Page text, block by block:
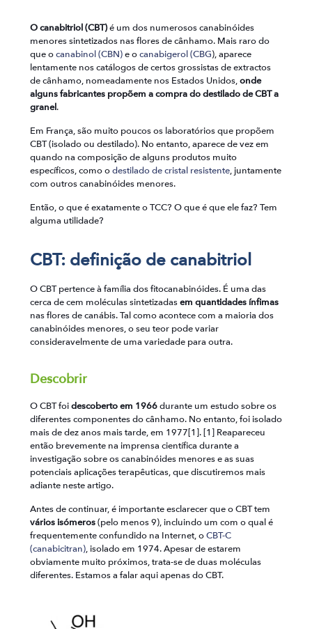
O canabitriol (CBT)é um dos numerosos canabinóides
menores sintetizados nas flores de cânhamo. Mais raro do
que ocanabinol (CBN)e ocanabigerol (CBG), aparece
lentamente nos catálogos de certos grossistas de extractos
de cânhamo, nomeadamente nos Estados Unidos,onde
alguns fabricantes propõem a compra do destilado de CBT a
granel.
Em França, são muito poucos os laboratórios que propõem
CBT (isolado ou destilado). No entanto, aparece de vez em
quando na composição de alguns produtos muito
específicos, como odestilado de cristal resistente, juntamente
com outros canabinóides menores.
Então, o que é exatamente o TCC? O que é que ele faz? Tem
alguma utilidade?
CBT: definição de canabitriol
O CBT pertence à família dos fitocanabinóides. É uma das
cerca de cem moléculas sintetizadasem quantidades ínfimas
nas flores de canábis. Tal como acontece com a maioria dos
canabinóides menores, o seu teor pode variar
consideravelmente de uma variedade para outra.
Descobrir
O CBT foidescoberto em 1966durante um estudo sobre os
diferentes componentes do cânhamo. No entanto, foi isolado
mais de dez anos mais tarde, em 1977[1]. [1] Reapareceu
então brevemente na imprensa científica durante a
investigação sobre os canabinóides menores e as suas
potenciais aplicações terapêuticas, que discutiremos mais
adiante neste artigo.
Antes de continuar, é importante esclarecer que o CBT tem
vários isómeros(pelo menos 9), incluindo um com o qual é
frequentemente confundido na Internet, oCBT-C
(canabicitran), isolado em 1974. Apesar de estarem
obviamente muito próximos, trata-se de duas moléculas
diferentes. Estamos a falar aqui apenas do CBT.